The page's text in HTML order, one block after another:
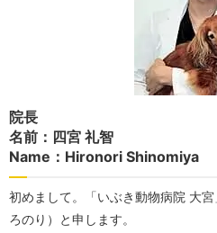
院長
名前：四宮 礼智
Name：Hironori Shinomiya
初めまして。「いぶき動物病院 大
ろのり）と申します。